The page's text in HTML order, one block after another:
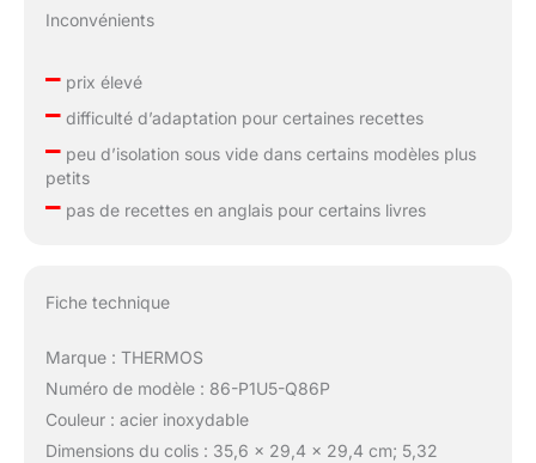
Inconvénients
–prix élevé
–difficulté d’adaptation pour certaines recettes
–peu d’isolation sous vide dans certains modèles plus
petits
–pas de recettes en anglais pour certains livres
Fiche technique
Marque : THERMOS
Numéro de modèle : 86-P1U5-Q86P
Couleur : acier inoxydable
Dimensions du colis : 35,6 x 29,4 x 29,4 cm; 5,32